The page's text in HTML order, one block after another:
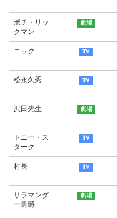
ポチ・リッ
クマン
ニック
松永久秀
沢田先生
トニー・ス
ターク
村長
サラマンダ
ー男爵